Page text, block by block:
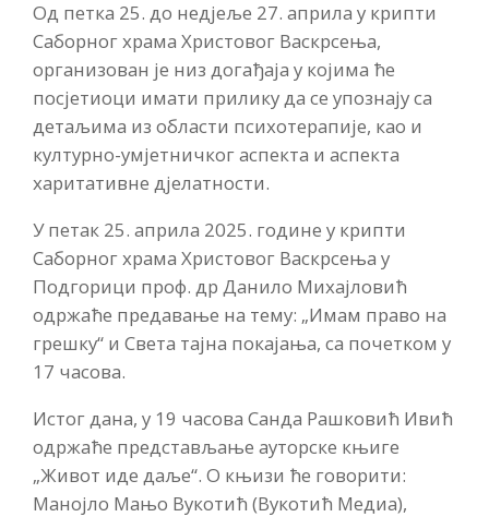
Од петка 25. до недјеље 27. априла у крипти
Саборног храма Христовог Васкрсења,
организован је низ догађаја у којима ће
посјетиоци имати прилику да се упознају са
детаљима из области психотерапије, као и
културно-умјетничког аспекта и аспекта
харитативне дјелатности.
У петак 25. априла 2025. године у крипти
Саборног храма Христовог Васкрсења у
Подгорици проф. др Данило Михајловић
одржаће предавање на тему: „Имам право на
грешку“ и Света тајна покајања, са почетком у
17 часова.
Истог дана, у 19 часова Санда Рашковић Ивић
одржаће представљање ауторске књиге
„Живот иде даље“. О књизи ће говорити:
Манојло Мањо Вукотић (Вукотић Медиа),